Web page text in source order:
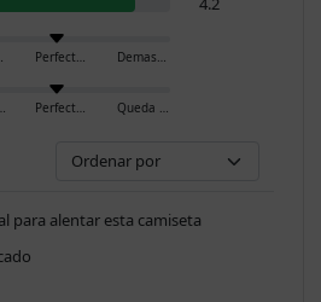
Perfecto Demasiado grande
Perfecto Queda holgado
para alentar esta camiseta